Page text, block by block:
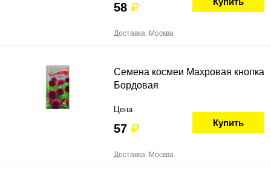
58
Доставка: Москва
Семена космеи Махровая кнопка
Бордовая
Цена
57 Купить
Доставка: Москва